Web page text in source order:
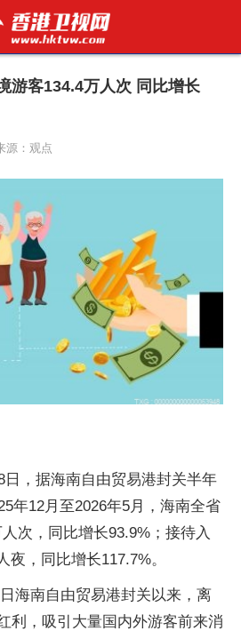
游客134.4万人次 同比增长
源：观点
日，据海南自由贸易港封关半年
年12月至2026年5月，海南全省
次，同比增长93.9%；接待入
夜，同比增长117.7%。
海南自由贸易港封关以来，离
利，吸引大量国内外游客前来消